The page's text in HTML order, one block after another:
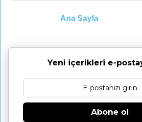
Ana Sayfa
Yeni içerikleri e-
Abone ol